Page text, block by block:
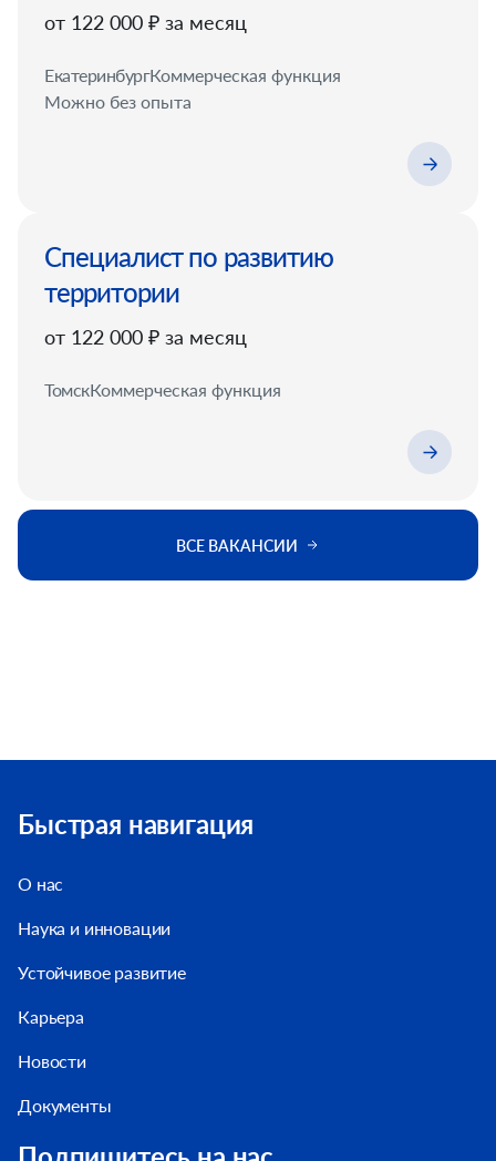
от 122 000 ₽ за месяц
ЕкатеринбургКоммерческая функция
Можно без опыта
Специалист по развитию
территории
от 122 000 ₽ за месяц
ТомскКоммерческая функция
ВСЕ ВАКАНСИИ
Быстрая навигация
О нас
Наука и инновации
Устойчивое развитие
Карьера
Новости
Документы